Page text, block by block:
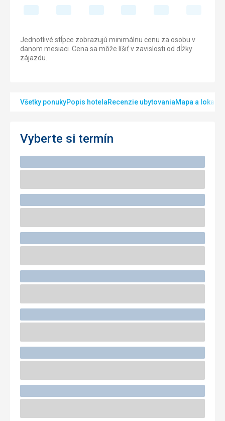
Jednotlivé stĺpce zobrazujú minimálnu cenu za osobu v
danom mesiaci. Cena sa môže líšiť v zavislosti od dĺžky
zájazdu.
Všetky ponukyPopis hotelaRecenzie ubytovaniaMapa a lokalita
Vyberte si termín